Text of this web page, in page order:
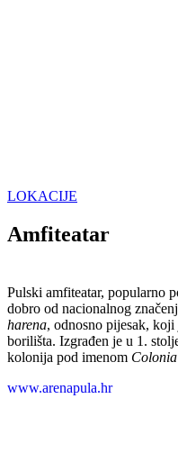
LOKACIJE
Amfiteatar
Pulski amfiteatar, popularno
dobro od nacionalnog
harena, odnosno pijesak,
borilišta. Izgrađen je u 1.
kolonija pod imenom
www.arenapula.hr